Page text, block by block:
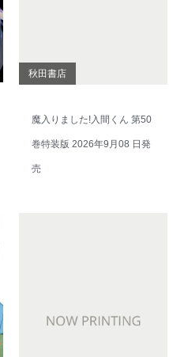
秋田書店
魔入りました!入間くん 第50
巻特装版 2026年9月08 日発
売